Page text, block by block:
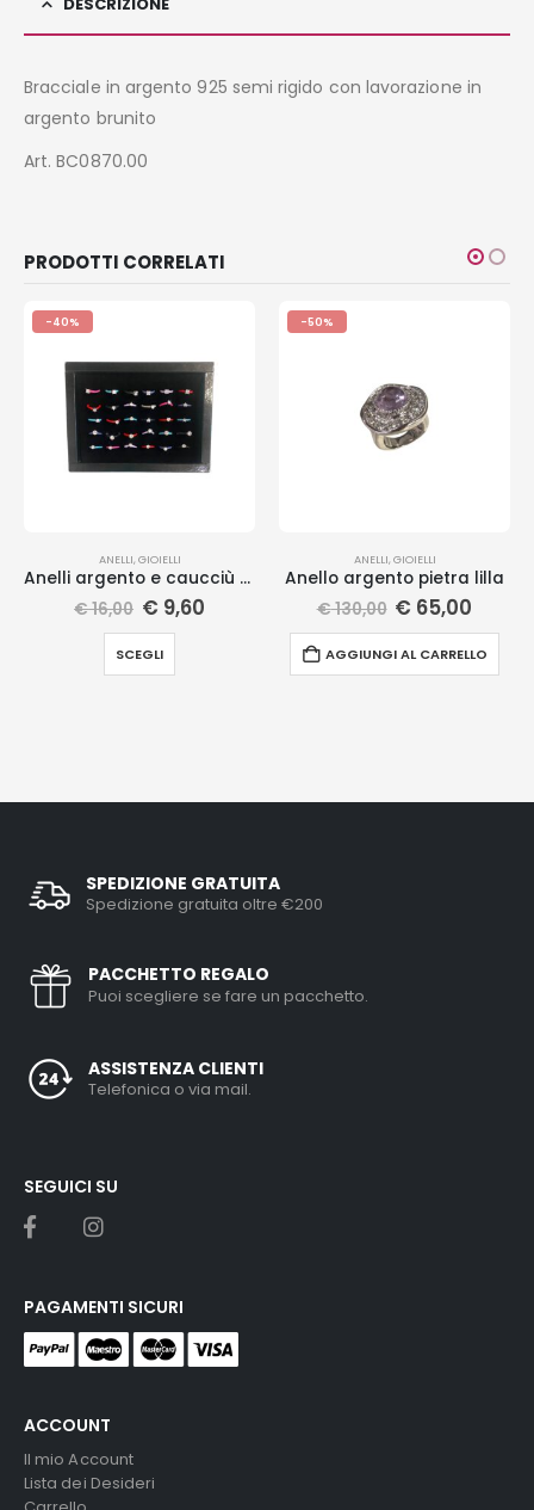
Bracciale in argento 925 semi rigido con lavorazione in
argento brunito
Art. BC0870.00
PRODOTTI CORRELATI
-40%
ANELLI,GIOIELLI
Anelli argento e caucciù colorati
€16,00 € 9,60
SCEGLI
-50%
ANELLI,GIOIELLI
Anello argento pietra lilla
€130,00 € 65,00
AGGIUNGI AL CARRELLO
SPEDIZIONE GRATUITA
Spedizione gratuita oltre €200
PACCHETTO REGALO
Puoi scegliere se fare un pacchetto.
ASSISTENZA CLIENTI
Telefonica o via mail.
ACCOUNT
Il mio Account
Lista dei Desideri
SEGUICI SU
PAGAMENTI SICURI